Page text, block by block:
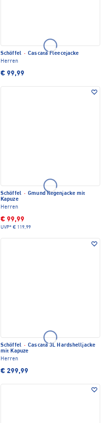
Schöffel · Cascata Fleecejacke
Herren
€ 99,99
Schöffel · Gmund Regenjacke mit
Kapuze
Herren
€ 99,99
UVP* € 119,99
Schöffel · Cascata 3L Hardshelljacke
mit Kapuze
Herren
€ 299,99